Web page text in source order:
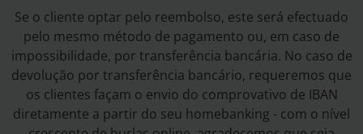
Se o cliente optar pelo reembolso, este será efectuado
pelo mesmo método de pagamento ou, em caso de
impossibilidade, por transferência bancária. No caso de
devolução por transferência bancário, requeremos que
os clientes façam o envio do comprovativo de IBAN
diretamente a partir do seu homebanking - com o nível